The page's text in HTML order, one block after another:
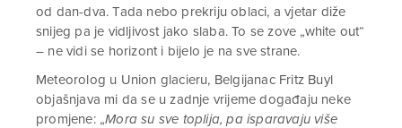
od dan-dva. Tada nebo prekriju oblaci, a vjetar diže
snijeg pa je vidljivost jako slaba. To se zove „white out“
– ne vidi se horizont i bijelo je na sve strane.
Meteorolog u Union glacieru, Belgijanac Fritz Buyl
objašnjava mi da se u zadnje vrijeme događaju neke
promjene: „Mora su sve toplija, pa isparavaju više